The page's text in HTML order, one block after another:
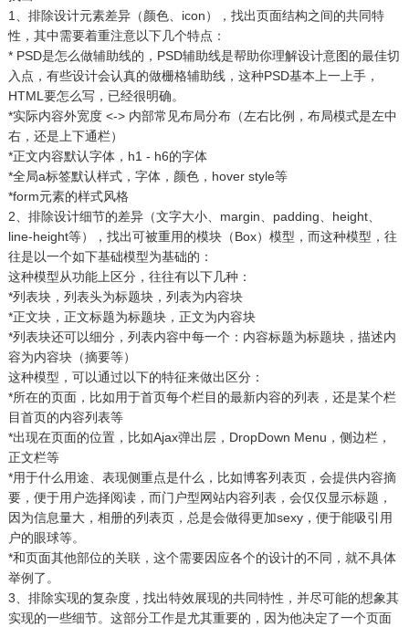
1、排除设计元素差异（颜色、icon），找出页面结构之间的共同特
性，其中需要着重注意以下几个特点：
* PSD是怎么做辅助线的，PSD辅助线是帮助你理解设计意图的最佳切
入点，有些设计会认真的做栅格辅助线，这种PSD基本上一上手，
HTML要怎么写，已经很明确。
*实际内容外宽度 <-> 内部常见布局分布（左右比例，布局模式是左中
右，还是上下通栏）
*正文内容默认字体，h1 - h6的字体
*全局a标签默认样式，字体，颜色，hover style等
*form元素的样式风格
2、排除设计细节的差异（文字大小、margin、padding、height、
line-height等），找出可被重用的模块（Box）模型，而这种模型，往
往是以一个如下基础模型为基础的：
这种模型从功能上区分，往往有以下几种：
*列表块，列表头为标题块，列表为内容块
*正文块，正文标题为标题块，正文为内容块
*列表块还可以细分，列表内容中每一个：内容标题为标题块，描述内
容为内容块（摘要等）
这种模型，可以通过以下的特征来做出区分：
*所在的页面，比如用于首页每个栏目的最新内容的列表，还是某个栏
目首页的内容列表等
*出现在页面的位置，比如Ajax弹出层，DropDown Menu，侧边栏，
正文栏等
*用于什么用途、表现侧重点是什么，比如博客列表页，会提供内容摘
要，便于用户选择阅读，而门户型网站内容列表，会仅仅显示标题，
因为信息量大，相册的列表页，总是会做得更加sexy，便于能吸引用
户的眼球等。
*和页面其他部位的关联，这个需要因应各个的设计的不同，就不具体
举例了。
3、排除实现的复杂度，找出特效展现的共同特性，并尽可能的想象其
实现的一些细节。这部分工作是尤其重要的，因为他决定了一个页面